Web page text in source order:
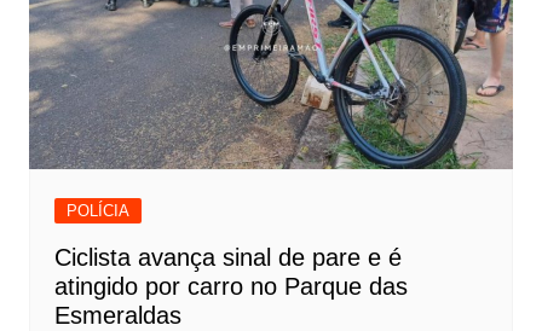
POLÍCIA
Ciclista avança sinal de pare e é
atingido por carro no Parque das
Esmeraldas